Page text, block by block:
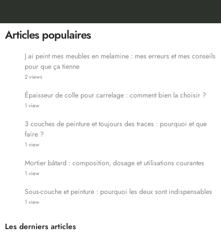
Articles populaires
J ai peint mes meubles en melamine : mes erreurs et mes conseils
pour que ça tienne
2 views
Épaisseur de colle pour carrelage : comment bien la choisir ?
1 view
3 couches de peinture et toujours des traces : pourquoi et que
faire ?
1 view
Mortier bâtard : composition, dosage et utilisations courantes
1 view
Sous-couche et peinture : pourquoi les deux sont indispensables
1 view
Les derniers articles